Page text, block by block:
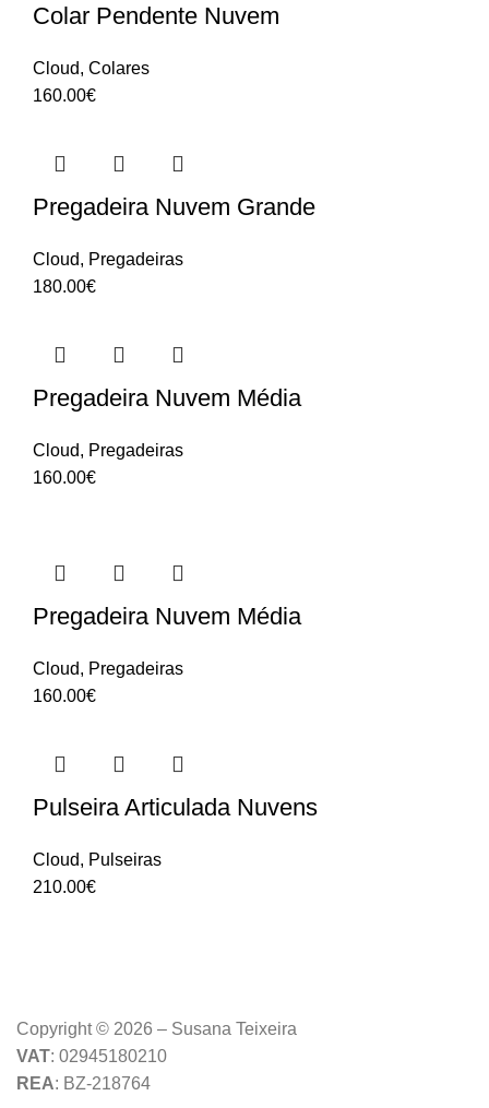
Colar Pendente Nuvem
Cloud, Colares
160.00€
Pregadeira Nuvem Grande
Cloud, Pregadeiras
180.00€
Pregadeira Nuvem Média
Cloud, Pregadeiras
160.00€
Pregadeira Nuvem Média
Cloud, Pregadeiras
160.00€
Pulseira Articulada Nuvens
Cloud, Pulseiras
210.00€
Copyright © 2026 – Susana Teixeira
VAT: 02945180210
REA: BZ-218764